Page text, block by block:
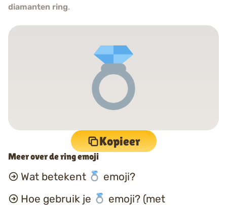
diamanten ring.
Kopieer
Meer over de ring emoji
Wat betekent
emoji?
Hoe gebruik je
emoji? (met